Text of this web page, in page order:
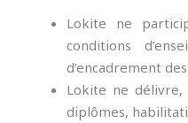
Lokite ne
conditions
d’encadrement
Lokite ne
diplômes,